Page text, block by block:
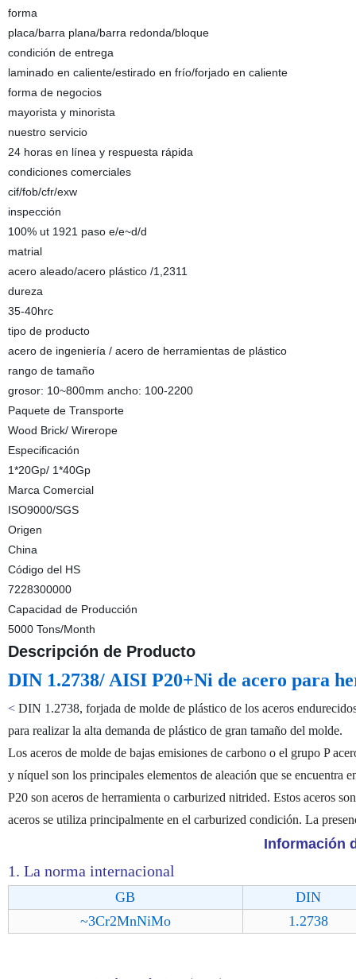
forma
placa/barra plana/barra redonda/bloque
condición de entrega
laminado en caliente/estirado en frío/forjado en caliente
forma de negocios
mayorista y minorista
nuestro servicio
24 horas en línea y respuesta rápida
condiciones comerciales
cif/fob/cfr/exw
inspección
100% ut 1921 paso e/e~d/d
matrial
acero aleado/acero plástico /1,2311
dureza
35-40hrc
tipo de producto
acero de ingeniería / acero de herramientas de plástico
rango de tamaño
grosor: 10~800mm ancho: 100-2200
Paquete de Transporte
Wood Brick/ Wirerope
Especificación
1*20Gp/ 1*40Gp
Marca Comercial
ISO9000/SGS
Origen
China
Código del HS
7228300000
Capacidad de Producción
5000 Tons/Month
Descripción de Producto
DIN 1.2738/ AISI P20+Ni de acero para
< DIN 1.2738, forjada de molde de plástico de los aceros
para realizar la alta demanda de plástico de gran tamaño del molde.
Los aceros de molde de bajas emisiones de carbono o el grupo P
y níquel son los principales elementos de aleación que se encuentra
P20 son aceros de herramienta o carburized nitrided. Estos aceros
aceros se utiliza principalmente en el carburized condición. La
Información
1. La norma internacional
GB
DIN
~3Cr2MnNiMo
1.2738